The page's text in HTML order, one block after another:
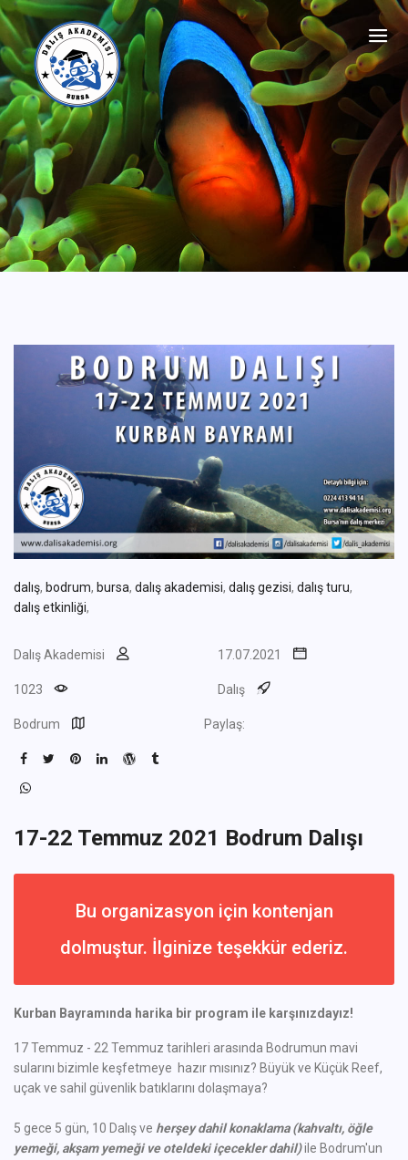
dalış, bodrum, bursa, dalış akademisi, dalış gezisi, dalış turu,
dalış etkinliği,
Dalış Akademisi 17.07.2021
1023 Dalış
Bodrum Paylaş:
17-22 Temmuz 2021 Bodrum Dalışı
Bu organizasyon için kontenjan
dolmuştur. İlginize teşekkür ederiz.
Kurban Bayramında harika bir program ile karşınızdayız!
17 Temmuz - 22 Temmuz tarihleri arasında Bodrumun mavi
sularını bizimle keşfetmeye hazır mısınız? Büyük ve Küçük Reef,
uçak ve sahil güvenlik batıklarını dolaşmaya?
5 gece 5 gün, 10 Dalış ve herşey dahil konaklama (kahvaltı, öğle
yemeği, akşam yemeği ve oteldeki içecekler dahil)ile Bodrum'un